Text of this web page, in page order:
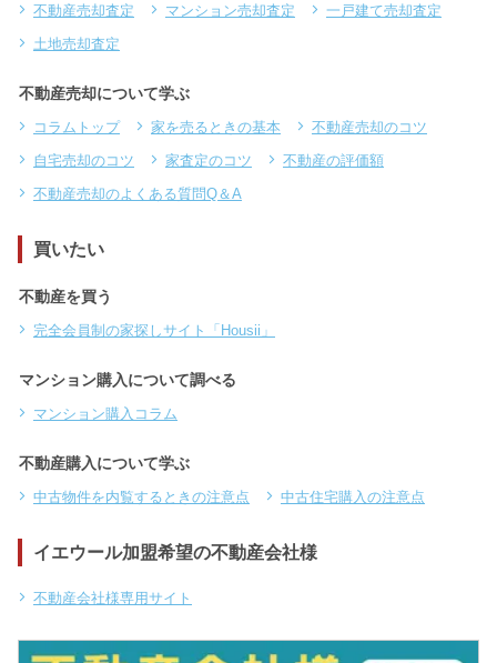
不動産売却査定 マンション売却査定
一戸建て売却査定
土地売却査定
不動産売却について学ぶ
コラムトップ 家を売るときの基本
不動産売却のコツ
自宅売却のコツ
家査定のコツ
不動産の評価額
不動産売却のよくある質問Q＆A
買いたい
不動産を買う
完全会員制の家探しサイト「Housii」
マンション購入について調べる
マンション購入コラム
不動産購入について学ぶ
中古物件を内覧するときの注意点 中古住宅購入の注意点
イエウール加盟希望の不動産会社様
不動産会社様専用サイト